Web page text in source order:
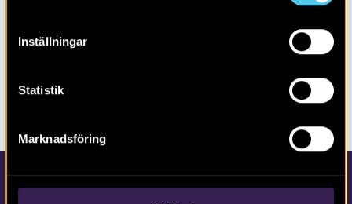
Inställningar
Statistik
Marknadsföring
RAPPORT 2009:13
Gårdar och järnhantering i Smedsbo